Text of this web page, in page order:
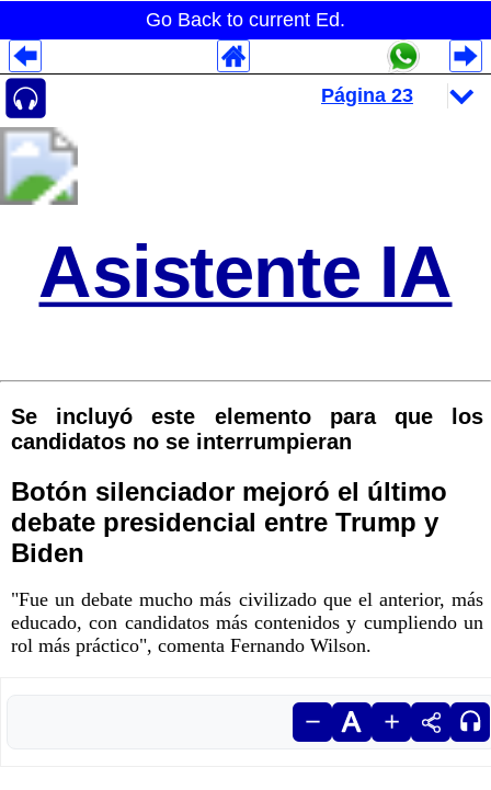
Go Back to current Ed.
Asistente IA
Se incluyó este elemento para que los
candidatos no se interrumpieran
Botón silenciador mejoró el último
debate presidencial entre Trump y
Biden
"Fue un debate mucho más civilizado que el anterior, más
educado, con candidatos más contenidos y cumpliendo un
rol más práctico", comenta Fernando Wilson.
Despliegues Analytics
Despliegues Totales
Despliegues por Rubros